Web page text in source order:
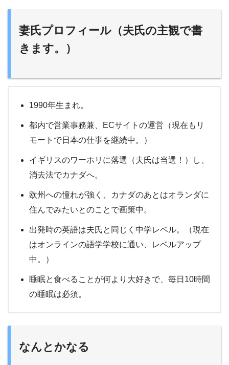
妻氏プロフィール（夫氏の主観で書
きます。）
1990年生まれ。
都内で営業事務兼、ECサイトの運営（現在もリ
モートで日本の仕事を継続中。）
イギリスのワーホリに落選（夫氏は当選！）し、
消去法でカナダへ。
欧州への憧れが強く、カナダのあとはオランダに
住んでみたいとのことで画策中。
出発時の英語は夫氏と同じく中学レベル。（現在
はオンラインの語学学校に通い、レベルアップ
中。）
睡眠と食べることが何より大好きで、毎日10時間
の睡眠は必須。
なんとかなる